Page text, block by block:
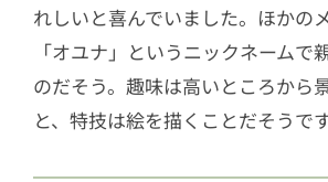
れしいと喜んでいました。ほかの
「オユナ」というニックネームで
のだそう。趣味は高いところから
と、特技は絵を描くことだそうで